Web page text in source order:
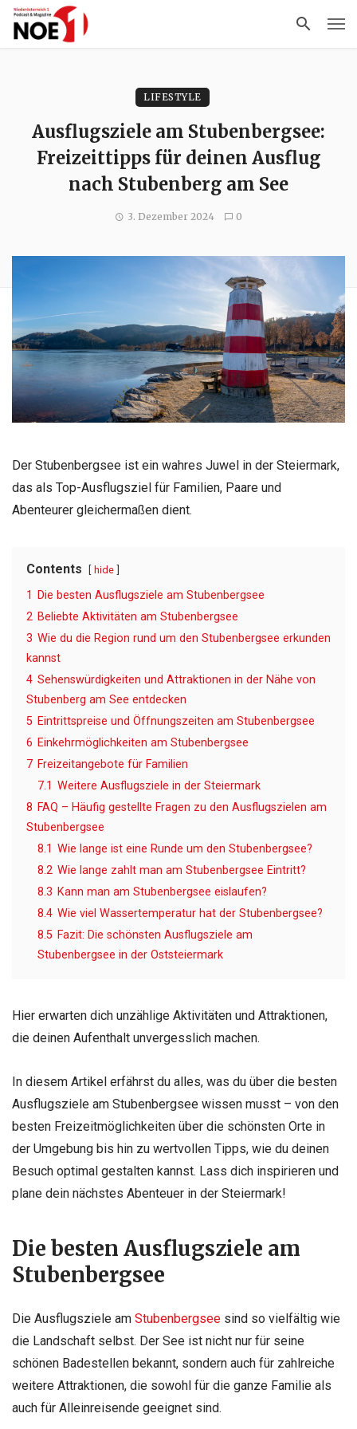
LIFESTYLE
Ausflugsziele am Stubenbergsee:
Freizeittipps für deinen Ausflug
nach Stubenberg am See
3. Dezember 2024 0
Der Stubenbergsee ist ein wahres Juwel in der Steiermark,
das als Top-Ausflugsziel für Familien, Paare und
Abenteurer gleichermaßen dient.
Contents hide
1
Die besten Ausflugsziele am Stubenbergsee
2 Beliebte Aktivitäten am Stubenbergsee
3 Wie du die Region rund um den Stubenbergsee erkunden
kannst
4 Sehenswürdigkeiten und Attraktionen in der Nähe von
Stubenberg am See entdecken
5 Eintrittspreise und Öffnungszeiten am Stubenbergsee
6 Einkehrmöglichkeiten am Stubenbergsee
7 Freizeitangebote für Familien
7.1 Weitere Ausflugsziele in der Steiermark
8 FAQ – Häufig gestellte Fragen zu den Ausflugszielen am
Stubenbergsee
8.1 Wie lange ist eine Runde um den Stubenbergsee?
8.2 Wie lange zahlt man am Stubenbergsee Eintritt?
8.3 Kann man am Stubenbergsee eislaufen?
8.4 Wie viel Wassertemperatur hat der Stubenbergsee?
8.5 Fazit: Die schönsten Ausflugsziele am
Stubenbergsee in der Oststeiermark
Hier erwarten dich unzählige Aktivitäten und Attraktionen,
die deinen Aufenthalt unvergesslich machen.
In diesem Artikel erfährst du alles, was du über die besten
Ausflugsziele am Stubenbergsee wissen musst – von den
besten Freizeitmöglichkeiten über die schönsten Orte in
der Umgebung bis hin zu wertvollen Tipps, wie du deinen
Besuch optimal gestalten kannst. Lass dich inspirieren und
plane dein nächstes Abenteuer in der Steiermark!
Die besten Ausflugsziele am
Stubenbergsee
Die Ausflugsziele am Stubenbergsee sind so vielfältig wie
die Landschaft selbst. Der See ist nicht nur für seine
schönen Badestellen bekannt, sondern auch für zahlreiche
weitere Attraktionen, die sowohl für die ganze Familie als
auch für Alleinreisende geeignet sind.